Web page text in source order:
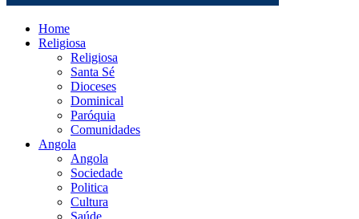
Home
Religiosa
Religiosa
Santa Sé
Dioceses
Dominical
Paróquia
Comunidades
Angola
Angola
Sociedade
Politica
Cultura
Saúde